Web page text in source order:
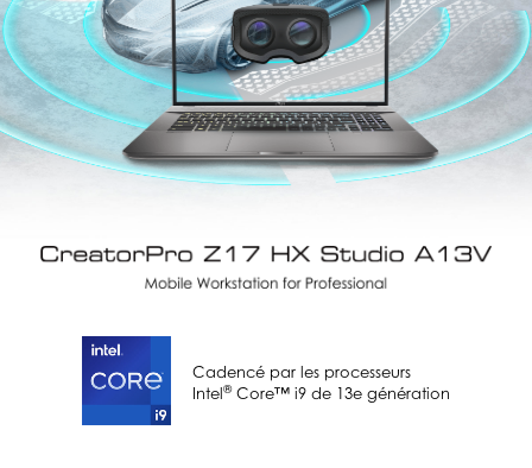
Cadencé par les processeurs
Intel®Core™ i9 de 13e génération